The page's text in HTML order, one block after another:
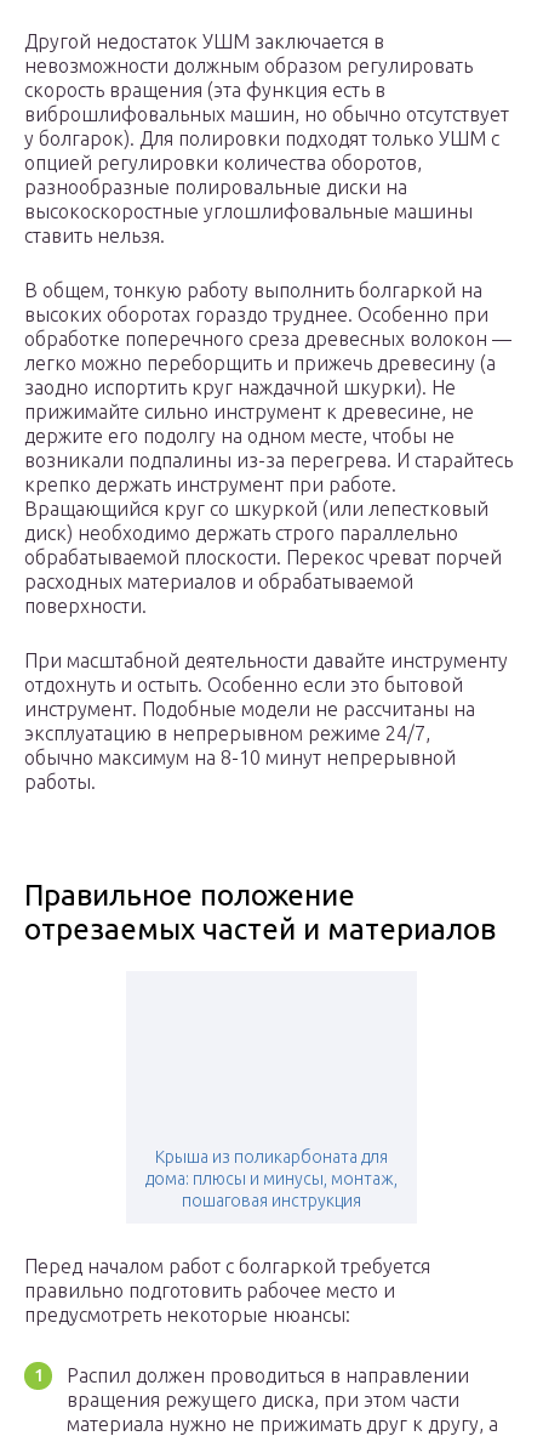
Другой недостаток УШМ заключается в
невозможности должным образом регулировать
скорость вращения (эта функция есть в
виброшлифовальных машин, но обычно отсутствует
у болгарок). Для полировки подходят только УШМ с
опцией регулировки количества оборотов,
разнообразные полировальные диски на
высокоскоростные углошлифовальные машины
ставить нельзя.
В общем, тонкую работу выполнить болгаркой на
высоких оборотах гораздо труднее. Особенно при
обработке поперечного среза древесных волокон —
легко можно переборщить и прижечь древесину (а
заодно испортить круг наждачной шкурки). Не
прижимайте сильно инструмент к древесине, не
держите его подолгу на одном месте, чтобы не
возникали подпалины из-за перегрева. И старайтесь
крепко держать инструмент при работе.
Вращающийся круг со шкуркой (или лепестковый
диск) необходимо держать строго параллельно
обрабатываемой плоскости. Перекос чреват порчей
расходных материалов и обрабатываемой
поверхности.
При масштабной деятельности давайте инструменту
отдохнуть и остыть. Особенно если это бытовой
инструмент. Подобные модели не рассчитаны на
эксплуатацию в непрерывном режиме 24/7,
обычно максимум на 8-10 минут непрерывной
работы.
Правильное положение
отрезаемых частей и материалов
Крыша из поликарбоната для
дома: плюсы и минусы, монтаж,
пошаговая инструкция
Перед началом работ с болгаркой требуется
правильно подготовить рабочее место и
предусмотреть некоторые нюансы:
Распил должен проводиться в направлении
вращения режущего диска, при этом части
материала нужно не прижимать друг к другу, а